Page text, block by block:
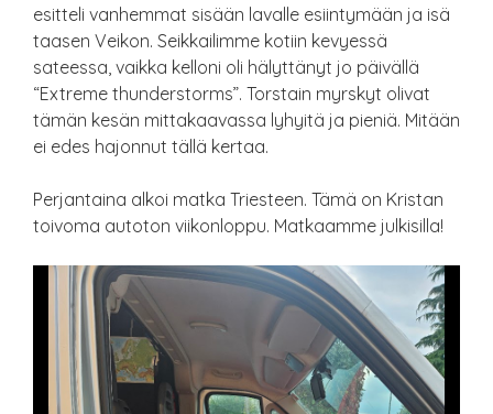
esitteli vanhemmat sisään lavalle esiintymään ja isä
taasen Veikon. Seikkailimme kotiin kevyessä
sateessa, vaikka kelloni oli hälyttänyt jo päivällä
“Extreme thunderstorms”. Torstain myrskyt olivat
tämän kesän mittakaavassa lyhyitä ja pieniä. Mitään
ei edes hajonnut tällä kertaa.
Perjantaina alkoi matka Triesteen. Tämä on Kristan
toivoma autoton viikonloppu. Matkaamme julkisilla!